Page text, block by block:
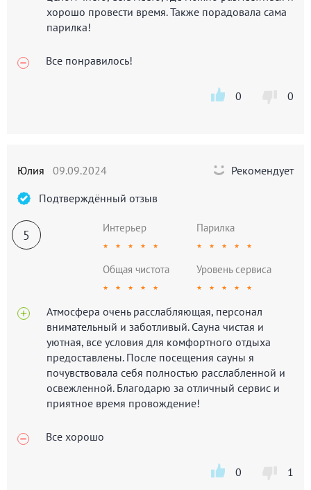
хорошо провести время. Также порадовала сама
парилка!
Все понравилось!
0 0
Юлия 09.09.2024
Рекомендует
Подтверждённый отзыв
5 Интерьер
★ ★ ★ ★ ★
Парилка
★ ★ ★ ★ ★
Общая чистота
★ ★ ★ ★ ★
Уровень сервиса
★ ★ ★ ★ ★
Атмосфера очень расслабляющая, персонал
внимательный и заботливый. Сауна чистая и
уютная, все условия для комфортного отдыха
предоставлены. После посещения сауны я
почувствовала себя полностью расслабленной и
освежленной. Благодарю за отличный сервис и
приятное время провождение!
Все хорошо
0 1